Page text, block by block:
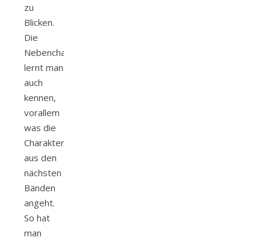
zu
Blicken.
Die
Nebencharakter
lernt man
auch
kennen,
vorallem
was die
Charakter
aus den
nächsten
Bänden
angeht.
So hat
man